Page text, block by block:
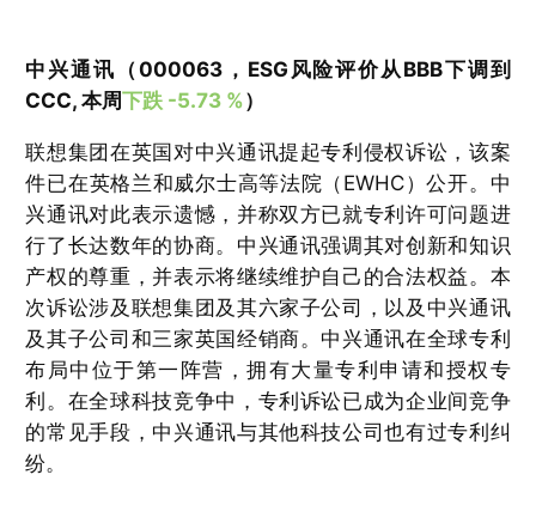
中兴通讯（000063，ESG风险评价从BBB下调到
CCC, 本周下跌 -5.73 %）
联想集团在英国对中兴通讯提起专利侵权诉讼，该案
件已在英格兰和威尔士高等法院（EWHC）公开。中
兴通讯对此表示遗憾，并称双方已就专利许可问题进
行了长达数年的协商。中兴通讯强调其对创新和知识
产权的尊重，并表示将继续维护自己的合法权益。本
次诉讼涉及联想集团及其六家子公司，以及中兴通讯
及其子公司和三家英国经销商。中兴通讯在全球专利
布局中位于第一阵营，拥有大量专利申请和授权专
利。在全球科技竞争中，专利诉讼已成为企业间竞争
的常见手段，中兴通讯与其他科技公司也有过专利纠
纷。